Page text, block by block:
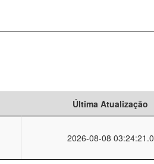
Última Atualização
2026-08-08 03:24:21.0